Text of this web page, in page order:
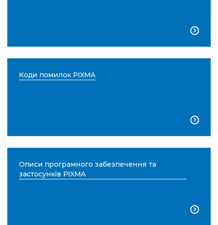

Коди помилок PIXMA

Описи програмного забезпечення та
застосунків PIXMA
